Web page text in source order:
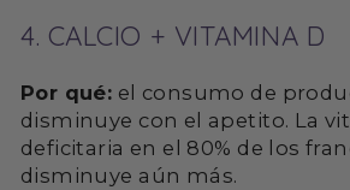
4. CALCIO + VITAMINA D
Por qué: el consumo de
disminuye con el apetito. La
deficitaria en el 80% de los
disminuye aún más.